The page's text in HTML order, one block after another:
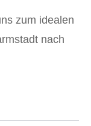
zum idealen
nach